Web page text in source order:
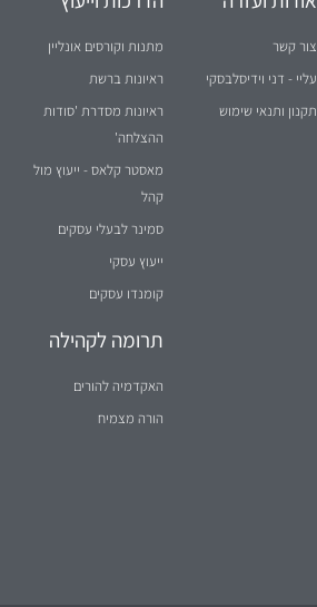
צור קשר
עליי - דני וידיסלבסקי
תקנון ותנאי שימוש
מתנות וקורסים אונליין
ראיונות ברשת
ראיונות מסדרת 'סודות
ההצלחה'
מאסטר קלאס - ייעוץ מול
קהל
סמינר לבעלי עסקים
ייעוץ עסקי
קומנדו עסקים
תרומה לקהילה
האקדמיה להורים
הורה מצמיח